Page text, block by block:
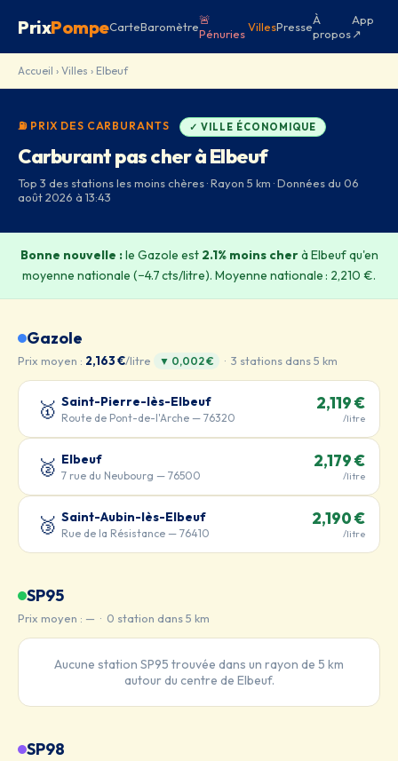
PrixPompeCarteBaromètre🚨
Pénuries VillesPresseÀ
propos
App
↗
Accueil › Villes › Elbeuf
⛽ PRIX DES CARBURANTS ✓ VILLE ÉCONOMIQUE
Carburant pas cher à Elbeuf
Top 3 des stations les moins chères · Rayon 5 km · Données du 06
août 2026 à 13:43
Bonne nouvelle :le Gazole est 2.1% moins cherà Elbeuf qu'en
moyenne nationale (−4.7 cts/litre). Moyenne nationale : 2,210 €.
Gazole
Prix moyen : 2,163 €/litre ▼ 0,002 € · 3 stations dans 5 km
🥇 Saint-Pierre-lès-Elbeuf
Route de Pont-de-l'Arche — 76320
2,119 €
/litre
🥈 Elbeuf
7 rue du Neubourg — 76500
2,179 €
/litre
🥉 Saint-Aubin-lès-Elbeuf
Rue de la Résistance — 76410
2,190 €
/litre
SP95
Prix moyen : — · 0 station dans 5 km
Aucune station SP95 trouvée dans un rayon de 5 km
autour du centre de Elbeuf.
SP98